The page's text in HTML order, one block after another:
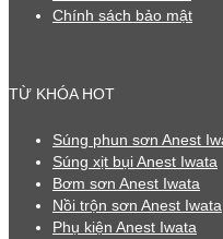
Chính sách bảo mật
TỪ KHÓA HOT
Súng phun sơn Anest
Súng xịt bụi Anest Iwata
Bơm sơn Anest Iwata
Nồi trộn sơn Anest Iwata
Phụ kiện Anest Iwata